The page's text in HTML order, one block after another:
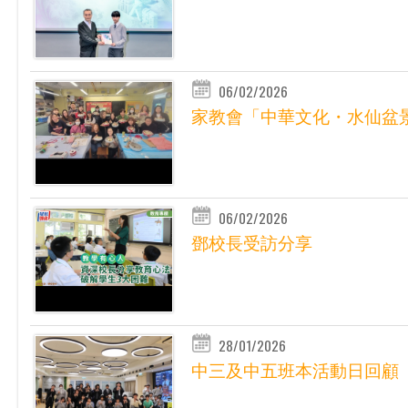
06/02/2026
家教會「中華文化・水仙盆
06/02/2026
鄧校長受訪分享
28/01/2026
中三及中五班本活動日回顧